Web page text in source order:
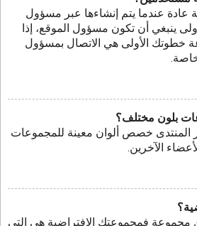
عادة عندما يتم إنشاءها عبر مسؤول
ينبغي أن تكون مسؤول الموقع، إذا
خطوتك الأولى هي الاتصال بمسؤول
بلون مختلف؟
المنتدى خصص ألوان معينة للمجموعات
الآخرين.
مجموعة فمجموعتك الافتراضية هي التي